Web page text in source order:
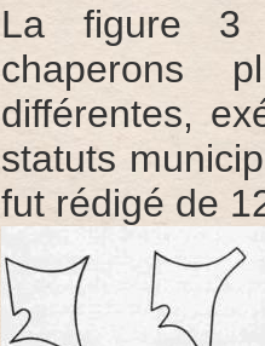
La figure 3
chaperons
différentes,
statuts
fut rédigé de